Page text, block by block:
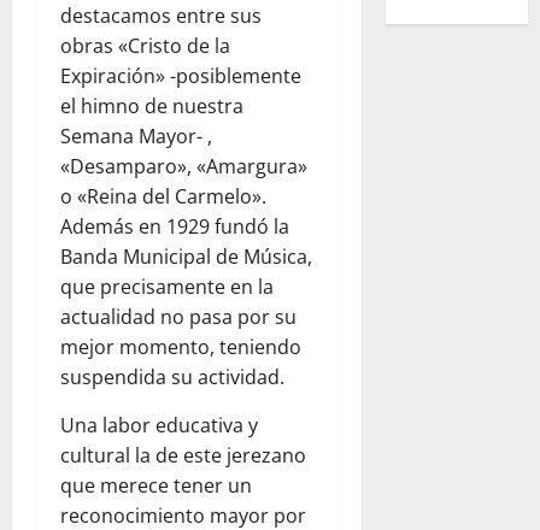
destacamos entre sus
obras «Cristo de la
Expiración» -posiblemente
el himno de nuestra
Semana Mayor- ,
«Desamparo», «Amargura»
o «Reina del Carmelo».
Además en 1929 fundó la
Banda Municipal de Música,
que precisamente en la
actualidad no pasa por su
mejor momento, teniendo
suspendida su actividad.
Una labor educativa y
cultural la de este jerezano
que merece tener un
reconocimiento mayor por